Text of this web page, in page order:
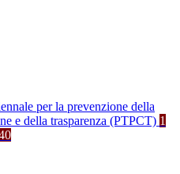
per la prevenzione della
e della trasparenza (PTPCT) 1